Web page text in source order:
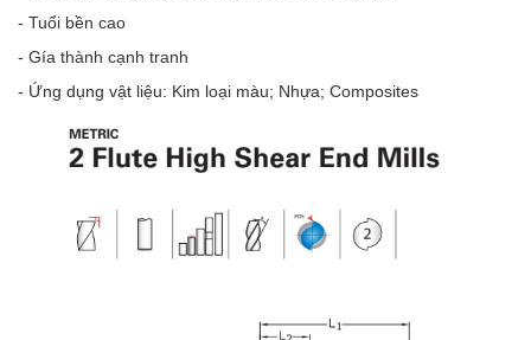
- Tuổi bền cao
- Gía thành cạnh tranh
- Ứng dụng vật liệu: Kim loại màu; Nhựa; Composites